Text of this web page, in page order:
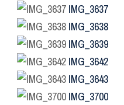
IMG_3637
IMG_3638
IMG_3639
IMG_3642
IMG_3643
IMG_3700